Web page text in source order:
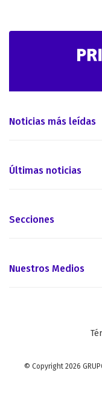
Noticias más leídas
Últimas noticias
Secciones
Nuestros Medios
© Copyright 2026